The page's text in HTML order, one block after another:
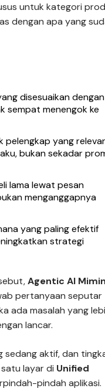
untuk kategori
dengan apa yang
disesuaikan dengan
sempat menengok ke
pelengkap yang
bukan sekadar
lama lewat pesan
menganggapnya
yang paling efektif
strategi
Agentic AI
pertanyaan seputar
ada masalah yang
lancar.
sedang aktif, dan
layar di Unified
pindah aplikasi.